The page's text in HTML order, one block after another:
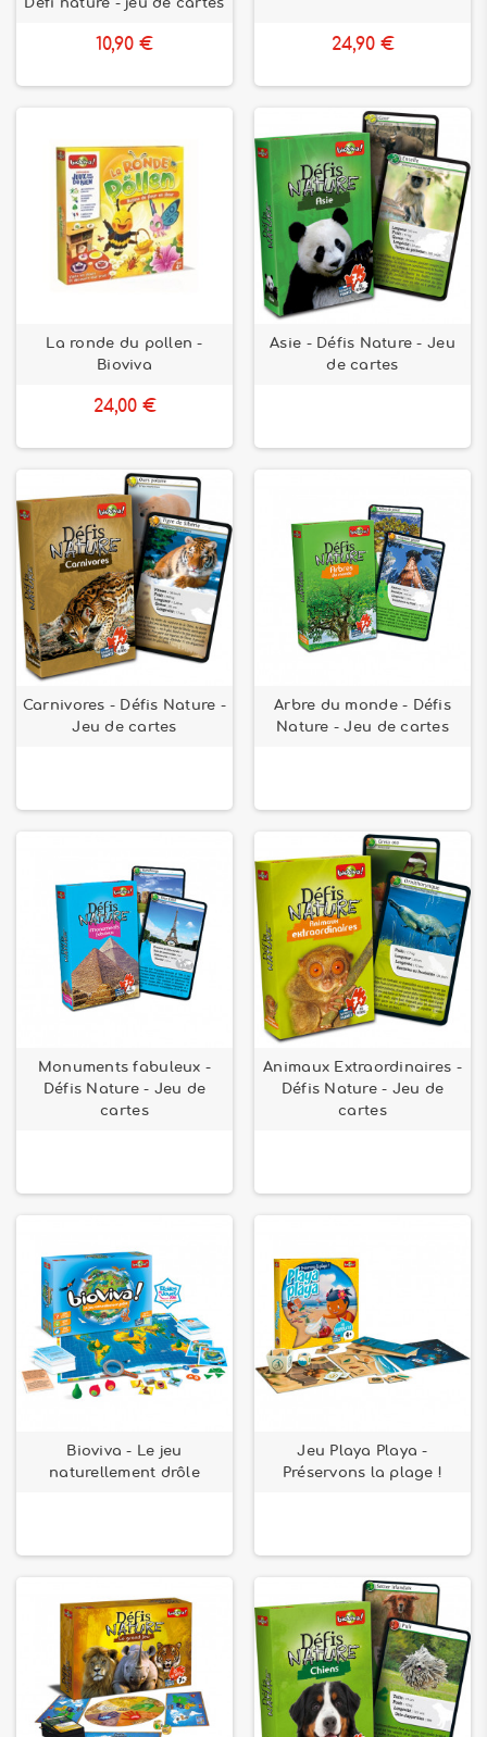
Défi nature - jeu de cartes
10,90 € 24,90 €
La ronde du pollen -
Bioviva
24,00 €
Asie - Défis Nature - Jeu
de cartes
Carnivores - Défis Nature -
Jeu de cartes
Arbre du monde - Défis
Nature - Jeu de cartes
Monuments fabuleux -
Défis Nature - Jeu de
cartes
Animaux Extraordinaires -
Défis Nature - Jeu de
cartes
Bioviva - Le jeu
naturellement drôle
Jeu Playa Playa -
Préservons la plage !